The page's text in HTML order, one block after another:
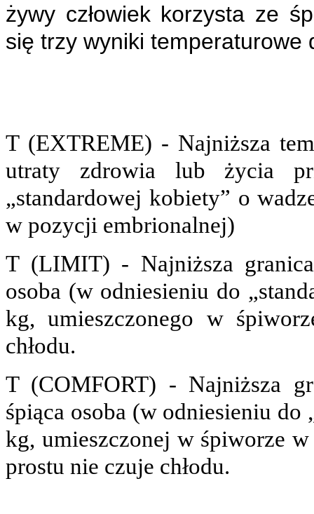
żywy człowiek korzysta ze
się trzy wyniki temperaturowe
T (EXTREME) - Najniższa
utraty zdrowia lub życia
„standardowej kobiety” o
w pozycji embrionalnej)
T (LIMIT) - Najniższa
osoba (w odniesieniu do
kg, umieszczonego w
chłodu.
T (COMFORT) - Najniższa
śpiąca osoba (w odniesieniu
kg, umieszczonej w śpiworze
prostu nie czuje chłodu.